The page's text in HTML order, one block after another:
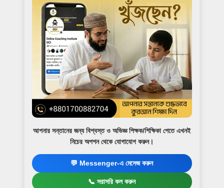
আপনার সন্তানের জন্য বিশ্বস্ত ও অভিজ্ঞ শিক্ষক/শিক্ষিকা পেতে এখনই
নিচের অপশন থেকে যোগাযোগ করুন।
💬 Messenger-এ মেসেজ করুন
📞 সরাসরি কল করুন